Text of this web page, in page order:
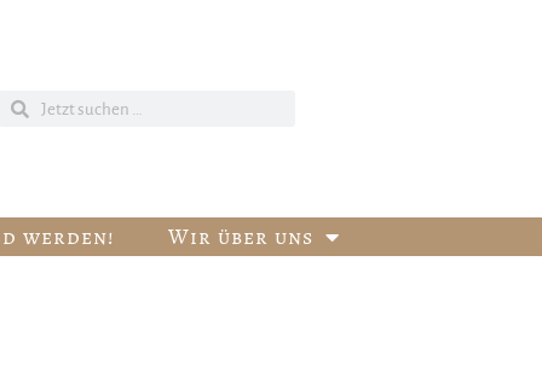
werden! Wir über uns